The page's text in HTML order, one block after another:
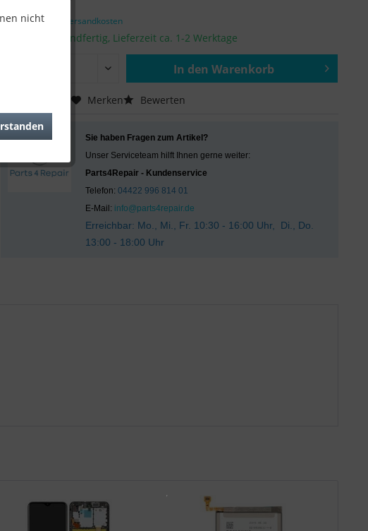
inkl. MwSt. zzgl. Versandkosten
Sofort versandfertig, Lieferzeit ca. 1-2 Werktage
In den Warenkorb
Vergleichen Merken Bewerten
Sie haben Fragen zum Artikel?
Unser Serviceteam hilft Ihnen gerne weiter:
Parts4Repair - Kundenservice
Telefon:04422 996 814 01
E-Mail: info@parts4repair.de
Erreichbar: Mo., Mi., Fr. 10:30 - 16:00 Uhr, Di., Do.
13:00 - 18:00 Uhr
nicht